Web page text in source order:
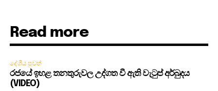
Read more
දේශීය පුවත්
රජයේ ඉහළ තනතුරුවල උද්ගත වී ඇති වැටුප් අර්බුදය
(VIDEO)